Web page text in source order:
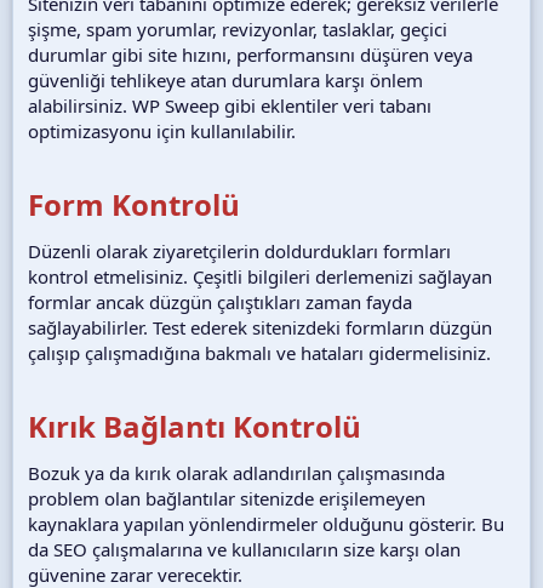
şişme, spam yorumlar, revizyonlar, taslaklar, geçici
durumlar gibi site hızını, performansını düşüren veya
güvenliği tehlikeye atan durumlara karşı önlem
alabilirsiniz. WP Sweep gibi eklentiler veri tabanı
optimizasyonu için kullanılabilir.
Form Kontrolü
Düzenli olarak ziyaretçilerin doldurdukları formları
kontrol etmelisiniz. Çeşitli bilgileri derlemenizi sağlayan
formlar ancak düzgün çalıştıkları zaman fayda
sağlayabilirler. Test ederek sitenizdeki formların düzgün
çalışıp çalışmadığına bakmalı ve hataları gidermelisiniz.
Kırık Bağlantı Kontrolü
Bozuk ya da kırık olarak adlandırılan çalışmasında
problem olan bağlantılar sitenizde erişilemeyen
kaynaklara yapılan yönlendirmeler olduğunu gösterir. Bu
da SEO çalışmalarına ve kullanıcıların size karşı olan
güvenine zarar verecektir.